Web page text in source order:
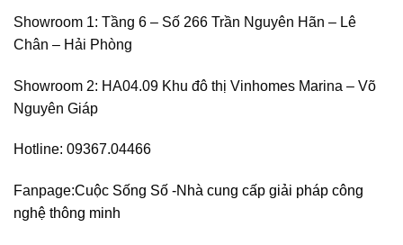
Showroom 1: Tầng 6 – Số 266 Trần Nguyên Hãn – Lê
Chân – Hải Phòng
Showroom 2: HA04.09 Khu đô thị Vinhomes Marina – Võ
Nguyên Giáp
Hotline: 09367.04466
Fanpage:Cuộc Sống Số -Nhà cung cấp giải pháp công
nghệ thông minh